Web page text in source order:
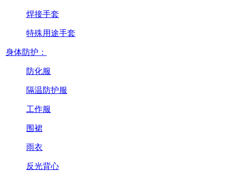
焊接手套
特殊用途手套
身体防护：
防化服
隔温防护服
工作服
围裙
雨衣
反光背心